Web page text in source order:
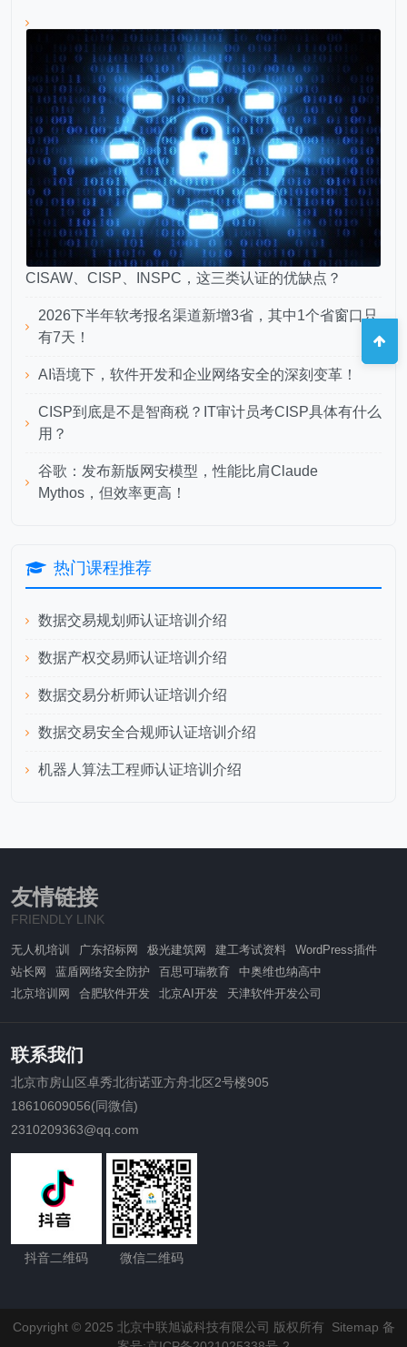
CISAW、CISP、INSPC，这三类认证的优缺点？
2026下半年软考报名渠道新增3省，其中1个省窗口只
有7天！
AI语境下，软件开发和企业网络安全的深刻变革！
CISP到底是不是智商税？IT审计员考CISP具体有什么
用？
谷歌：发布新版网安模型，性能比肩Claude
Mythos，但效率更高！
热门课程推荐
数据交易规划师认证培训介绍
数据产权交易师认证培训介绍
数据交易分析师认证培训介绍
数据交易安全合规师认证培训介绍
机器人算法工程师认证培训介绍
友情链接
FRIENDLY LINK
无人机培训 广东招标网 极光建筑网 建工考试资料
WordPress插件
站长网
蓝盾网络安全防护 百思可瑞教育
中奥维也纳高中
北京培训网
合肥软件开发 北京AI开发 天津软件开发公司
联系我们
北京市房山区卓秀北街诺亚方舟北区2号楼905
18610609056(同微信)
2310209363@qq.com
抖音二维码 微信二维码
Copyright © 2025 北京中联旭诚科技有限公司 版权所有 Sitemap 备